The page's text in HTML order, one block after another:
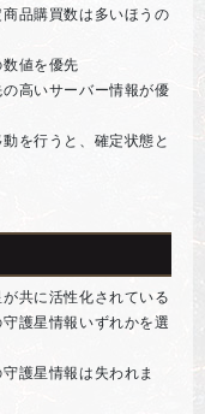
品購買数は多いほうの
値を優先
高いサーバー情報が優
を行うと、確定状態と
共に活性化されている
護星情報いずれかを選
護星情報は失われま